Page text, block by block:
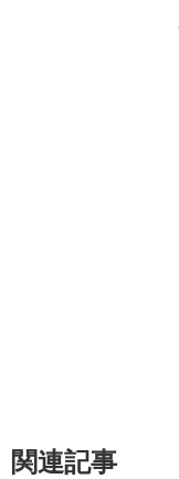
関連記事